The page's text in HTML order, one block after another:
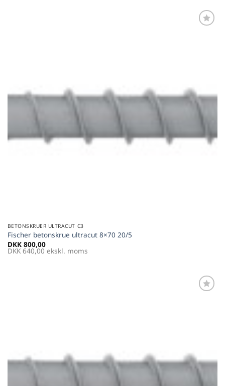
BETONSKRUER ULTRACUT C3
Fischer betonskrue ultracut 8×70 20/5
DKK 800,00
DKK 640,00 ekskl. moms